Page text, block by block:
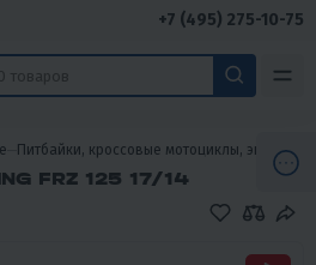
+7 (495) 275-10-75
Питбайки, кроссовые мотоциклы, эндуро в
FRZ 125 17/14